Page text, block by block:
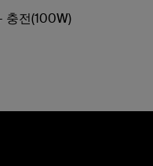
충전(100W)